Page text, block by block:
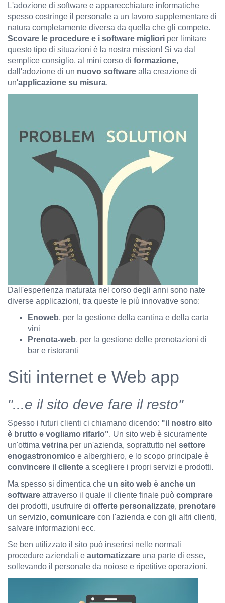
L'adozione di software e apparecchiature informatiche
spesso costringe il personale a un lavoro supplementare di
natura completamente diversa da quella che gli compete.
Scovare le procedure e i software migliori per limitare
questo tipo di situazioni è la nostra mission! Si va dal
semplice consiglio, al mini corso di formazione,
dall'adozione di un nuovo software alla creazione di
un'applicazione su misura.
Dall'esperienza maturata nel corso degli anni sono nate
diverse applicazioni, tra queste le più innovative sono:
Enoweb, per la gestione della cantina e della carta
vini
Prenota-web, per la gestione delle prenotazioni di
bar e ristoranti
Siti internet e Web app
"...e il sito deve fare il resto"
Spesso i futuri clienti ci chiamano dicendo: "il nostro sito
è brutto e vogliamo rifarlo". Un sito web è sicuramente
un'ottima vetrina per un'azienda, soprattutto nel settore
enogastronomico e alberghiero, e lo scopo principale è
convincere il cliente a scegliere i propri servizi e prodotti.
Ma spesso si dimentica che un sito web è anche un
software attraverso il quale il cliente finale può comprare
dei prodotti, usufruire di offerte personalizzate, prenotare
un servizio, comunicare con l'azienda e con gli altri clienti,
salvare informazioni ecc.
Se ben utilizzato il sito può inserirsi nelle normali
procedure aziendali e automatizzare una parte di esse,
sollevando il personale da noiose e ripetitive operazioni.